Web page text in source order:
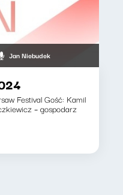
Jan Niebudek
Festival Gość: Kamil
– gospodarz